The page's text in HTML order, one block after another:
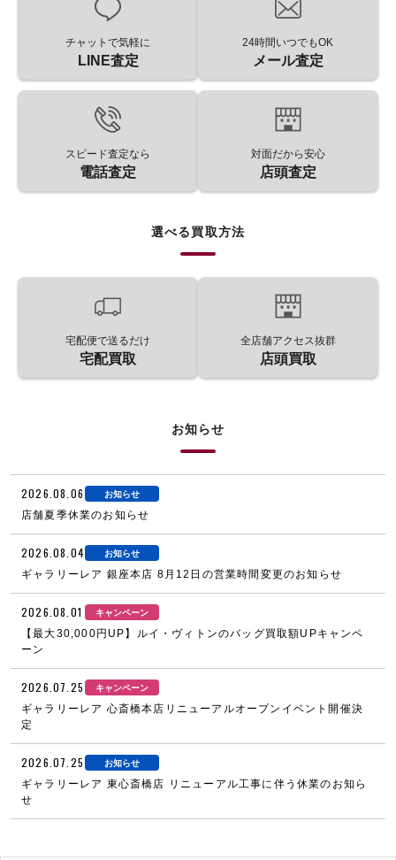
チャットで気軽に
LINE査定
24時間いつでもOK
メール査定
スピード査定なら
電話査定
対面だから安心
店頭査定
選べる買取方法
宅配便で送るだけ
宅配買取
全店舗アクセス抜群
店頭買取
お知らせ
2026.08.06 お知らせ
店舗夏季休業のお知らせ
2026.08.04 お知らせ
ギャラリーレア 銀座本店 8月12日の営業時間変更のお知らせ
2026.08.01 キャンペーン
【最大30,000円UP】ルイ・ヴィトンのバッグ買取額UPキャンペ
ーン
2026.07.25 キャンペーン
ギャラリーレア 心斎橋本店リニューアルオープンイベント開催決
定
2026.07.25 お知らせ
ギャラリーレア 東心斎橋店 リニューアル工事に伴う休業のお知ら
せ